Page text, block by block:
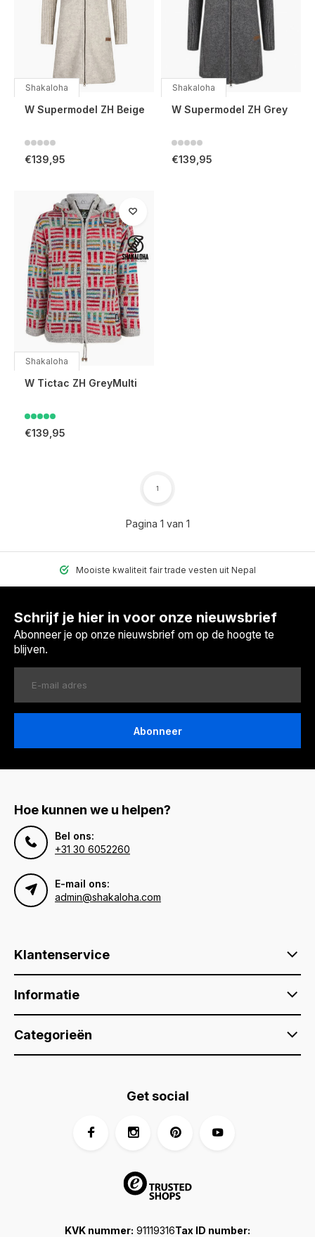
Shakaloha
W Supermodel ZH Beige
€139,95
Shakaloha
W Supermodel ZH Grey
€139,95
Shakaloha
W Tictac ZH GreyMulti
€139,95
Pagina 1 van 1
1
Mooiste kwaliteit fair trade vesten uit Nepal
Schrijf je hier in voor onze nieuwsbrief
Abonneer je op onze nieuwsbrief om op de hoogte te
blijven.
Abonneer
Hoe kunnen we u helpen?
Bel ons:
+31 30 6052260
E-mail ons:
admin@shakaloha.com
Klantenservice
Informatie
Categorieën
KVK nummer: 91119316Tax ID number:
Get social